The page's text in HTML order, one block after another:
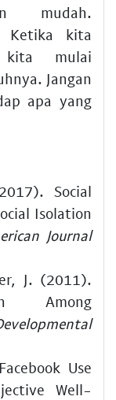
mudah.
Ketika kita
kita mulai
Jangan
apa yang
Social
Isolation
Journal
J. (2011).
Among
Use
Well-